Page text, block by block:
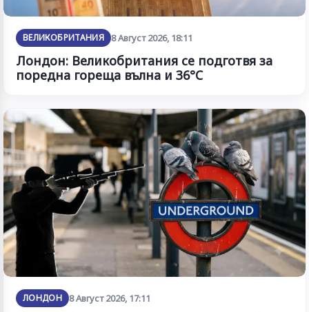
ВЕЛИКОБРИТАНИЯ 8 Август 2026, 18:11
Лондон: Великобритания се подготвя за
поредна гореща вълна и 36°C
ЛОНДОН 8 Август 2026, 17:11